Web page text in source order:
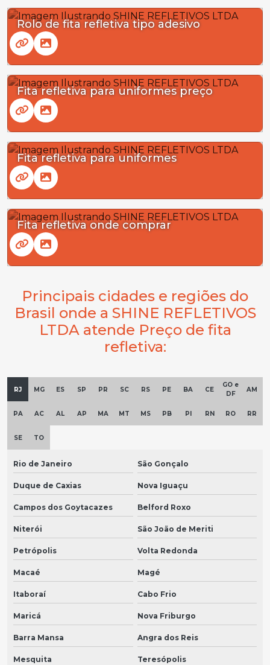
Rolo de fita refletiva tipo adesivo
Fita refletiva para uniformes preço
Fita refletiva para uniformes
Fita refletiva onde comprar
Principais cidades e regiões do
Brasil onde a SHINE REFLETIVOS
LTDA atende Preço de fita
refletiva:
RJ MG ES SP PR SC RS PE BA CE
GO e
DF
AM
PA AC AL AP MA MT MS PB PI RN RO RR
SE TO
Rio de Janeiro São Gonçalo
Duque de Caxias Nova Iguaçu
Campos dos Goytacazes Belford Roxo
Niterói São João de Meriti
Petrópolis Volta Redonda
Macaé Magé
Itaboraí Cabo Frio
Maricá Nova Friburgo
Barra Mansa Angra dos Reis
Mesquita Teresópolis